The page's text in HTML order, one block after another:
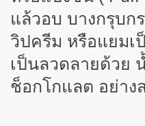
แล้วอบ บางกรุบก
วิปครีม หรือแยมเ
เป็นลวดลายด้วย
ช็อกโกแลต อย่าง